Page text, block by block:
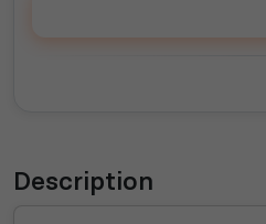
Description